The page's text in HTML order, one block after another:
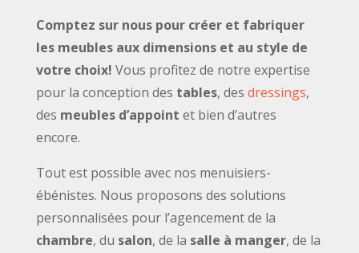
Comptez sur nous pour créer et fabriquer
les meubles aux dimensions et au style de
votre choix! Vous profitez de notre expertise
pour la conception des tables, des dressings,
des meubles d’appoint et bien d’autres
encore.
Tout est possible avec nos menuisiers-
ébénistes. Nous proposons des solutions
personnalisées pour l’agencement de la
chambre, du salon, de la salle à manger, de la